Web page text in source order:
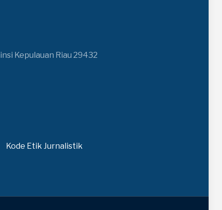
Kepulauan Riau 29432
Kode Etik Jurnalistik